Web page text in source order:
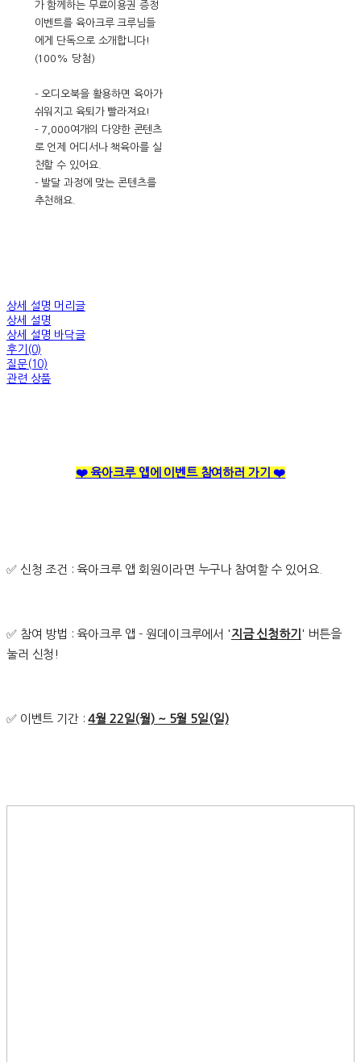
가 함께하는 무료이용권 증정
이벤트를 육아크루 크루님들
에게 단독으로 소개합니다!
(100% 당첨)
- 오디오북을 활용하면 육아가
쉬워지고 육퇴가 빨라져요!
- 7,000여개의 다양한 콘텐츠
로 언제 어디서나 책육아를 실
천할 수 있어요.
- 발달 과정에 맞는 콘텐츠를
추천해요.
상세 설명 머리글
상세 설명
상세 설명 바닥글
후기(0)
질문(10)
관련 상품
❤️ 육아크루 앱에 이벤트 참여하러 가기 ❤️
✅ 신청 조건 : 육아크루 앱 회원이라면 누구나 참여할 수 있어요.
✅ 참여 방법 : 육아크루 앱 - 원데이크루에서 ' 지금 신청하기 ' 버튼을
눌러 신청!
✅ 이벤트 기간 :4월 22일(월) ~ 5월 5일(일)